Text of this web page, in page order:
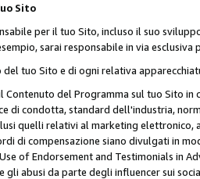
Sito
per il tuo Sito, incluso il suo
sarai responsabile in via esclusiva
del tuo Sito e di ogni relativa
Contenuto del Programma sul tuo Sito in
di condotta, standard dell'industria,
quelli relativi al marketing
di compensazione siano divulgati in
of Endorsement and Testimonials in
gli abusi da parte degli influencer sui